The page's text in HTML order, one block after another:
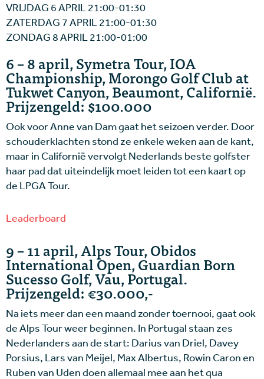
VRIJDAG 6 APRIL 21:00-01:30
ZATERDAG 7 APRIL 21:00-01:30
ZONDAG 8 APRIL 21:00-01:00
6 – 8 april, Symetra Tour, IOA
Championship, Morongo Golf Club at
Tukwet Canyon, Beaumont, Californië.
Prijzengeld: $100.000
Ook voor Anne van Dam gaat het seizoen verder. Door
schouderklachten stond ze enkele weken aan de kant,
maar in Californië vervolgt Nederlands beste golfster
haar pad dat uiteindelijk moet leiden tot een kaart op
de LPGA Tour.
Leaderboard
9 – 11 april, Alps Tour, Obidos
International Open, Guardian Born
Sucesso Golf, Vau, Portugal.
Prijzengeld: €30.000,-
Na iets meer dan een maand zonder toernooi, gaat ook
de Alps Tour weer beginnen. In Portugal staan zes
Nederlanders aan de start: Darius van Driel, Davey
Porsius, Lars van Meijel, Max Albertus, Rowin Caron en
Ruben van Uden doen allemaal mee aan het qua